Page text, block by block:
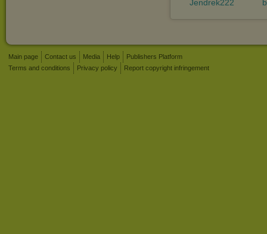
Jendrek222
Main page Contact us Media Help
Publishers Platform
Terms and conditions
Privacy policy Report copyright infringement